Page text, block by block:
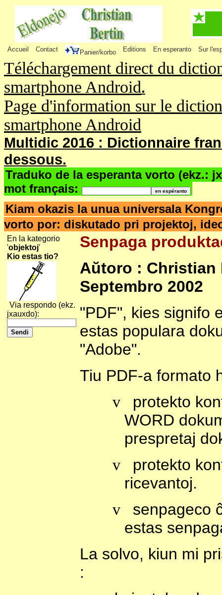
Accueil Contact Panier/korbo Editions En esperanto Sur
Téléchargement direct du
smartphone Android.
Page d'information sur le
smartphone Android
Multidic 2016 : Dictionnaire
dessous.
Traduko de la esperanta vorto (ekz.:
mot français:
Kiam okazis la unua universala
vorto por: diskutado pri projektoj,
En la kategorio
'objektoj'
Kio estas tio?
Via respondo (ekz.
jxauxdo):
Senpaga
Aŭtoro : Christian
Septembro 2002
"PDF", kies signifo
estas populara
"Adobe".
Tiu PDF-a formato
v
protekto
WORD
prespretaj
v
protekto
ricevantoj.
v
senpageco
estas
La solvo, kiun mi
: